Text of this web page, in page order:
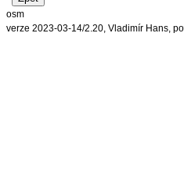
osm
verze 2023-03-14/2.20, Vladimír Hans,